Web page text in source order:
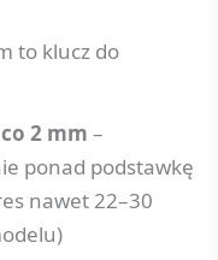
to klucz do
2 mm –
ponad podstawkę
nawet 22–30